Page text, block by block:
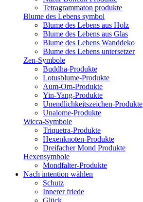
Tetragrammaton produkte
Blume des Lebens symbol​
Blume des Lebens aus Holz
Blume des Lebens aus Glas
Blume des Lebens Wanddeko
Blume des Lebens untersetzer
Zen-Symbole
Buddha-Produkte
Lotusblume-Produkte
Aum-Om-Produkte
Yin-Yang-Produkte
Unendlichkeitszeichen-Produkte
Unalome-Produkte
Wicca-Symbole
Triquetra-Produkte
Hexenknoten-Produkte
Dreifacher Mond Produkte
Hexensymbole
Mondfalter-Produkte
Nach intention wählen
Schutz
Innerer friede
Glück